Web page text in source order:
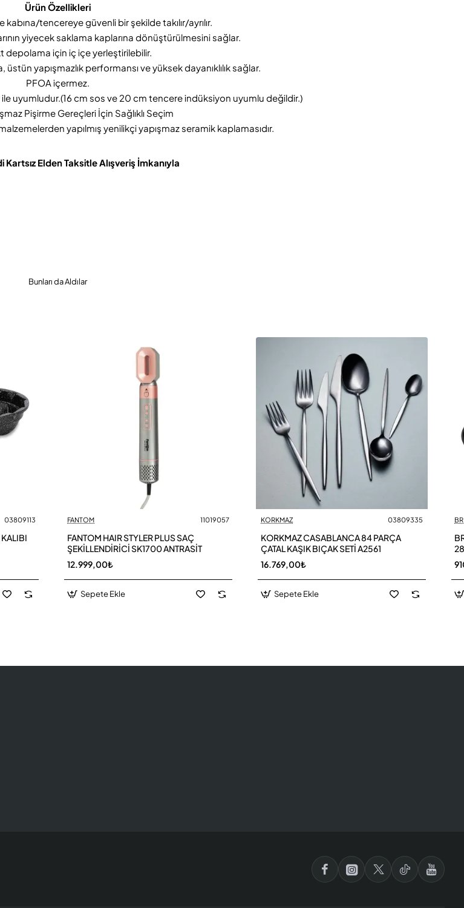
Ürün Özellikleri
kabına/tencereye güvenli bir şekilde takılır/ayrılır.
yiyecek saklama kaplarına dönüştürülmesini sağlar.
depolama için iç içe yerleştirilebilir.
yapışmazlık performansı ve yüksek dayanıklılık sağlar.
PFOA içermez.
uyumludur.(16 cm sos ve 20 cm tencere indüksiyon uyumlu değildir.)
Pişirme Gereçleri İçin Sağlıklı Seçim
yapılmış yenilikçi yapışmaz seramik kaplamasıdır.
Kartsız Elden Taksitle Alışveriş İmkanıyla
Bunları da Aldılar
03809113 FANTOM 11019057
FANTOM HAIR STYLER PLUS SAÇ
ŞEKİLLENDİRİCİ SK1700 ANTRASİT
12.999,00₺
Sepete Ekle
KORKMAZ 03809335
KORKMAZ CASABLANCA 84 PARÇA
ÇATAL KAŞIK BIÇAK SETİ A2561
16.769,00₺
Sepete Ekle